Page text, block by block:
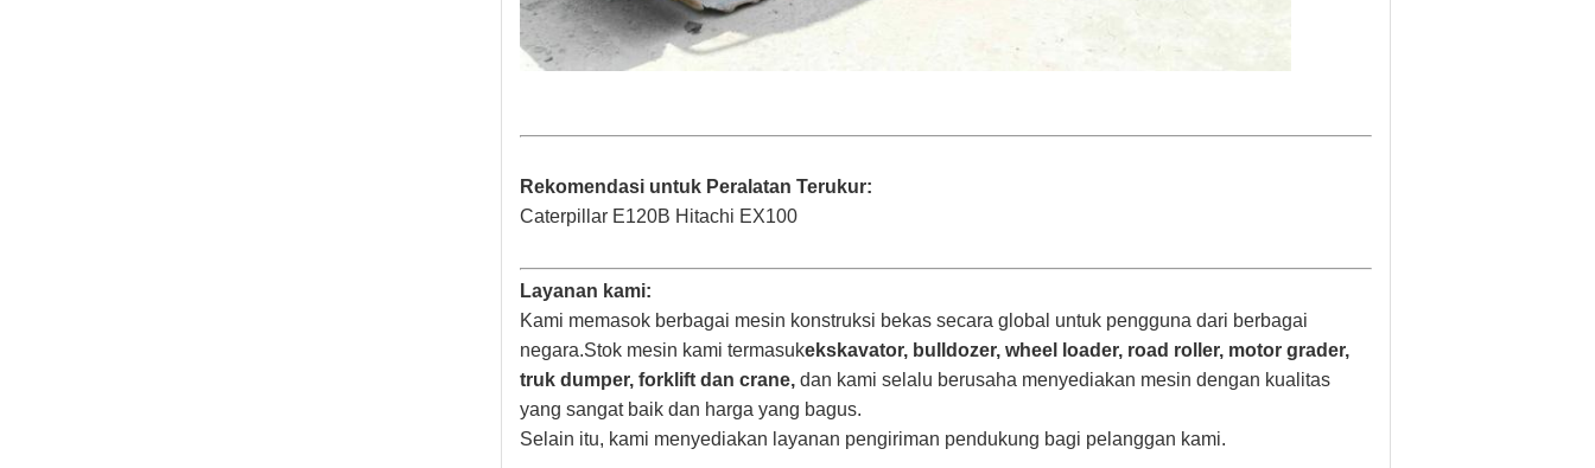
Rekomendasi untuk Peralatan Terukur:
Caterpillar E120B Hitachi EX100
Layanan kami:
Kami memasok berbagai mesin konstruksi bekas secara global untuk pengguna dari berbagai
negara.Stok mesin kami termasukekskavator, bulldozer, wheel loader, road roller, motor grader,
truk dumper, forklift dan crane, dan kami selalu berusaha menyediakan mesin dengan kualitas
yang sangat baik dan harga yang bagus.
Selain itu, kami menyediakan layanan pengiriman pendukung bagi pelanggan kami.